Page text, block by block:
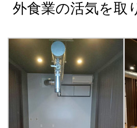
外食業の活気を取